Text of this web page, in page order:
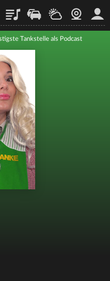
PlaylistStaupilotWetterWebcam
Tankstelle als Podcast